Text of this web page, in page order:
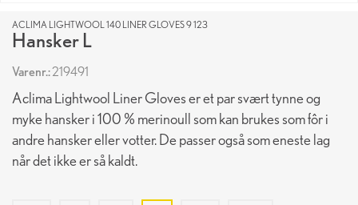
ACLIMA LIGHTWOOL 140 LINER GLOVES 9 123
Hansker L
Varenr.:219491
Aclima Lightwool Liner Gloves er et par svært tynne og
myke hansker i 100 % merinoull som kan brukes som fôr i
andre hansker eller votter. De passer også som eneste lag
når det ikke er så kaldt.